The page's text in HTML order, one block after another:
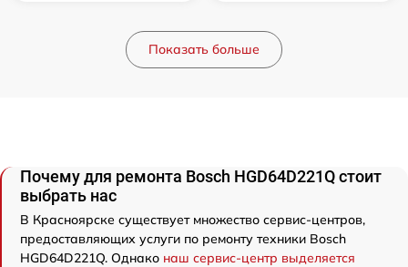
Показать больше
Почему для ремонта Bosch HGD64D221Q стоит
выбрать нас
В Красноярске существует множество сервис-центров,
предоставляющих услуги по ремонту техники Bosch
HGD64D221Q. Однако наш сервис-центр выделяется